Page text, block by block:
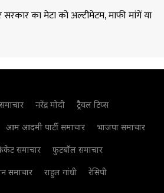
सरकार का मेटा को अल्टीमेटम, माफी मांगें या
नरेंद्र मोदी
ट्रैवल टिप्स
आम आदमी पार्टी समाचार
भाजपा समाचार
समाचार
फुटबॉल समाचार
समाचार राहुल गांधी
रेसिपी